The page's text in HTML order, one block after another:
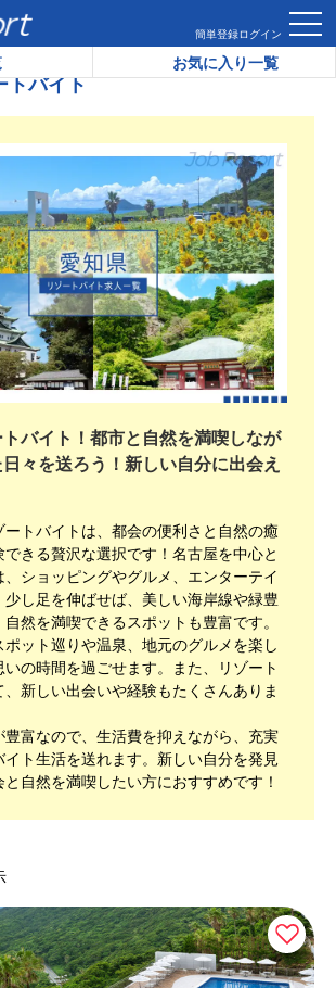
簡単登録ログイン
お気に入り一覧
ートバイト
トバイト
バイト！都市と自然を満喫しなが
々を送ろう！新しい自分に出会え
トバイトは、都会の便利さと自然の癒
できる贅沢な選択です！名古屋を中心と
、ショッピングやグルメ、エンターテイ
少し足を伸ばせば、美しい海岸線や緑豊
然を満喫できるスポットも豊富です。
ット巡りや温泉、地元のグルメを楽し
の時間を過ごせます。また、リゾート
新しい出会いや経験もたくさんありま
富なので、生活費を抑えながら、充実
イト生活を送れます。新しい自分を発見
と自然を満喫したい方におすすめです！